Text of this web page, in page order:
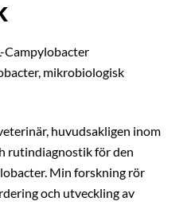
Campylobacter
mikrobiologisk
huvudsakligen inom
rutindiagnostik för den
Min forskning rör
och utveckling av